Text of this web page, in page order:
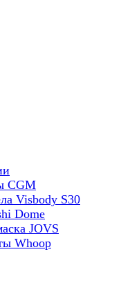
CGM
Visbody S30
Dome
JOVS
Whoop